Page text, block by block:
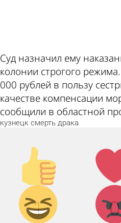
Суд назначил ему
колонии строгого
000 рублей в пользу
качестве компенсации
сообщили в областной
кузнецк смерть драка
Палец
вверх!
1
Лайк!
0
Дикий
смех!